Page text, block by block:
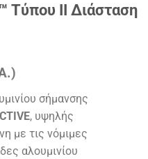
Τύπου II Διάσταση
σήμανσης
, υψηλής
με τις νόμιμες
αλουμινίου